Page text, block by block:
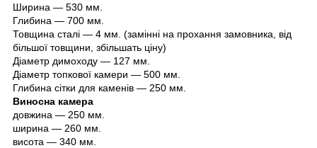
Ширина — 530 мм.
Глибина — 700 мм.
Товщина сталі — 4 мм. (замінні на прохання замовника, від
більшої товщини, збільшать ціну)
Діаметр димоходу — 127 мм.
Діаметр топкової камери — 500 мм.
Глибина сітки для каменів — 250 мм.
Виносна камера
довжина — 250 мм.
ширина — 260 мм.
висота — 340 мм.